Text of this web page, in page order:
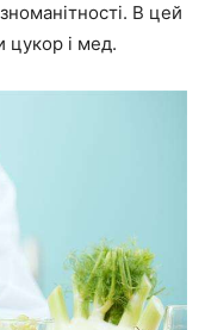
В цей
цукор і мед.